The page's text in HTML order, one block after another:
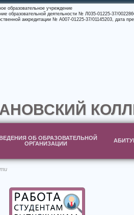
образовательное учреждение
образовательной деятельности № Л035-01225-37/
аккредитации № А007-01225-37/01145203, дата
ОБ ОБРАЗОВАТЕЛЬНОЙ
ОРГАНИЗАЦИИ